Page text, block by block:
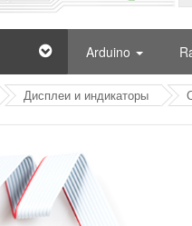
Arduino
Дисплеи и индикаторы